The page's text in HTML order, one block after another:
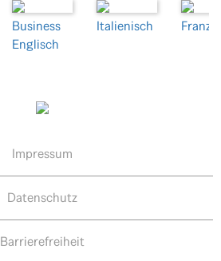
Business
Englisch
Italienisch
Impressum
Datenschutz
Barrierefreiheit